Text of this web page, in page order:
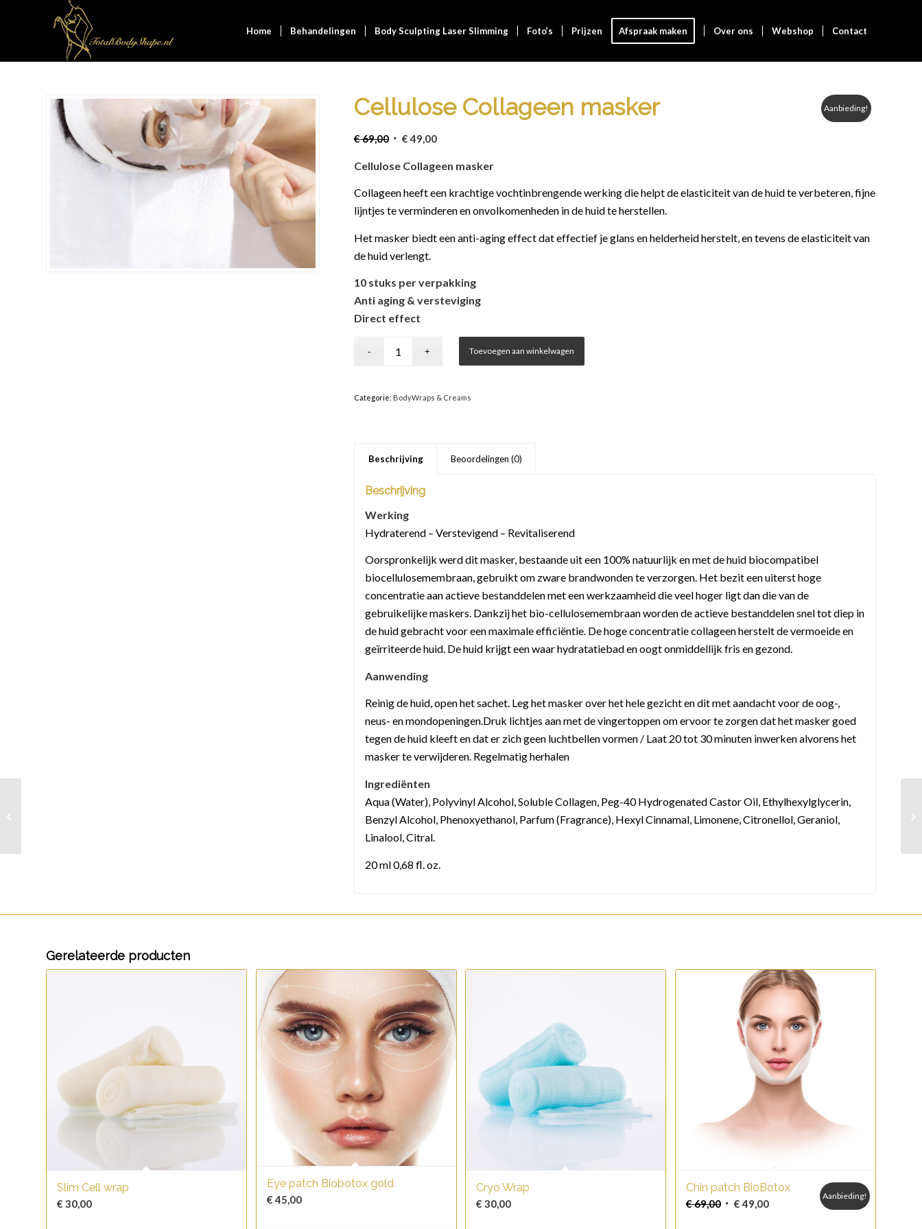
Home Behandelingen Body Sculpting Laser Slimming Foto’s Prijzen Afspraak maken Over ons Webshop Contact
Aanbieding!
Cellulose Collageen masker
€69,00 Oorspronkelijke
was:
€ 69,00.
€49,00Huidige
is:
€ 49,00.
Cellulose Collageen masker
Collageen heeft een krachtige vochtinbrengende werking die helpt de elasticiteit van de huid te verbeteren, fijne
lijntjes te verminderen en onvolkomenheden in de huid te herstellen.
Het masker biedt een anti-aging effect dat effectief je glans en helderheid herstelt, en tevens de elasticiteit van
de huid verlengt.
10 stuks per verpakking
Anti aging & versteviging
Direct effect
Toevoegen aan winkelwagen
Categorie: BodyWraps & Creams
Beschrijving Beoordelingen (0)
Beschrijving
Werking
Hydraterend – Verstevigend – Revitaliserend
Oorspronkelijk werd dit masker, bestaande uit een 100% natuurlijk en met de huid biocompatibel
biocellulosemembraan, gebruikt om zware brandwonden te verzorgen. Het bezit een uiterst hoge
concentratie aan actieve bestanddelen met een werkzaamheid die veel hoger ligt dan die van de
gebruikelijke maskers. Dankzij het bio-cellulosemembraan worden de actieve bestanddelen snel tot diep in
de huid gebracht voor een maximale efficiëntie. De hoge concentratie collageen herstelt de vermoeide en
geïrriteerde huid. De huid krijgt een waar hydratatiebad en oogt onmiddellijk fris en gezond.
Aanwending
Reinig de huid, open het sachet. Leg het masker over het hele gezicht en dit met aandacht voor de oog-,
neus- en mondopeningen.Druk lichtjes aan met de vingertoppen om ervoor te zorgen dat het masker goed
tegen de huid kleeft en dat er zich geen luchtbellen vormen / Laat 20 tot 30 minuten inwerken alvorens het
masker te verwijderen. Regelmatig herhalen
Ingrediënten
Aqua (Water), Polyvinyl Alcohol, Soluble Collagen, Peg-40 Hydrogenated Castor Oil, Ethylhexylglycerin,
Benzyl Alcohol, Phenoxyethanol, Parfum (Fragrance), Hexyl Cinnamal, Limonene, Citronellol, Geraniol,
Linalool, Citral.
20 ml 0,68 fl. oz.
Gerelateerde producten
Slim Cell wrap
€ 30,00
Eye patch Biobotox gold
€45,00
Cryo Wrap
€ 30,00
Chin patch BioBotox
€69,00 Oorspronkelijke
€49,00Huidige
Aanbieding!